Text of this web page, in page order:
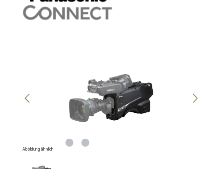
Abbildung ähnlich